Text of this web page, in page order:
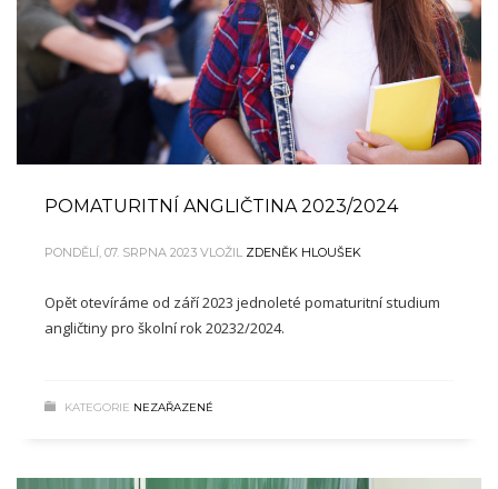
POMATURITNÍ ANGLIČTINA 2023/2024
PONDĚLÍ, 07. SRPNA 2023 VLOŽIL ZDENĚK HLOUŠEK
Opět otevíráme od září 2023 jednoleté pomaturitní studium
angličtiny pro školní rok 20232/2024.
KATEGORIE NEZAŘAZENÉ